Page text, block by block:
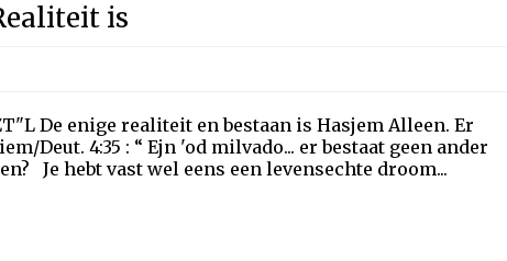
is
De enige realiteit en bestaan is Hasjem Alleen. Er
Deut. 4:35 : “ Ejn 'od milvado... er bestaat geen ander
Je hebt vast wel eens een levensechte droom...